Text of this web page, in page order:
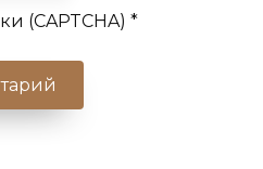
(CAPTCHA) *